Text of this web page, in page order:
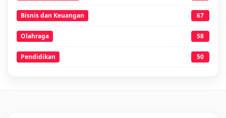
Bisnis dan Keuangan 67
Olahraga 58
Pendidikan 50